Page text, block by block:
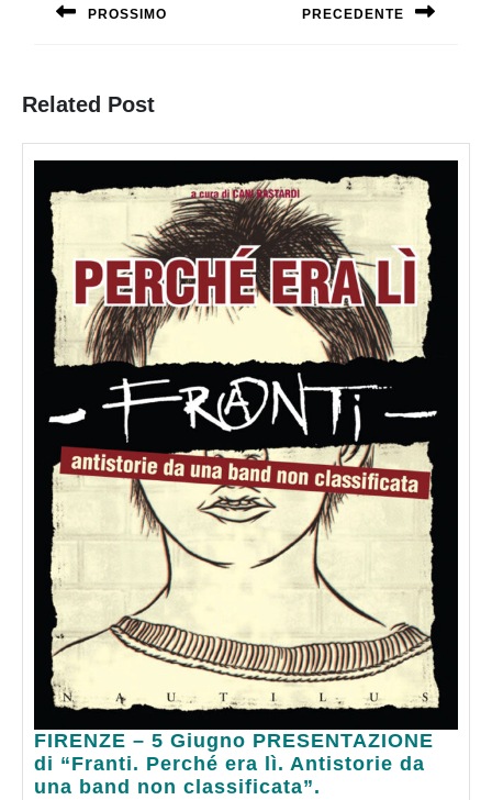
PROSSIMO PRECEDENTE
Related Post
FIRENZE – 5 Giugno PRESENTAZIONE
di “Franti. Perché era lì. Antistorie da
una band non classificata”.
FIRENZE
–
5